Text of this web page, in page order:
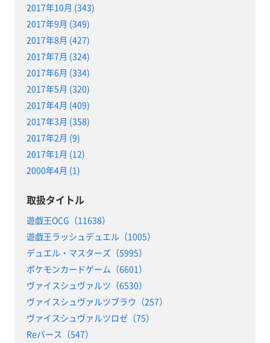
2017年10月 (343)
2017年9月 (349)
2017年8月 (427)
2017年7月 (324)
2017年6月 (334)
2017年5月 (320)
2017年4月 (409)
2017年3月 (358)
2017年2月 (9)
2017年1月 (12)
2000年4月 (1)
取扱タイトル
遊戯王OCG（11638）
遊戯王ラッシュデュエル（1005）
デュエル・マスターズ（5995）
ポケモンカードゲーム（6601）
ヴァイスシュヴァルツ（6530）
ヴァイスシュヴァルツブラウ（257）
ヴァイスシュヴァルツロゼ（75）
Reバース（547）